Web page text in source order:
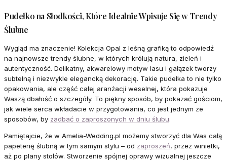
Pudełko na Słodkości, Które Idealnie Wpisuje Się w Trendy
Ślubne
Wygląd ma znaczenie! Kolekcja Opal z leśną grafiką to odpowiedź
na najnowsze trendy ślubne, w których królują natura, zieleń i
autentyczność. Delikatny, akwarelowy motyw lasu i gałązek tworzy
subtelną i niezwykle elegancką dekorację. Takie pudełka to nie tylko
opakowania, ale część całej aranżacji weselnej, która pokazuje
Waszą dbałość o szczegóły. To piękny sposób, by pokazać gościom,
jak wiele serca wkładacie w przygotowania, co jest jednym ze
sposobów, by zadbać o zaproszonych w dniu ślubu.
Pamiętajcie, że w Amelia-Wedding.pl możemy stworzyć dla Was całą
papeterię ślubną w tym samym stylu – od zaproszeń, przez winietki,
aż po plany stołów. Stworzenie spójnej oprawy wizualnej jeszcze